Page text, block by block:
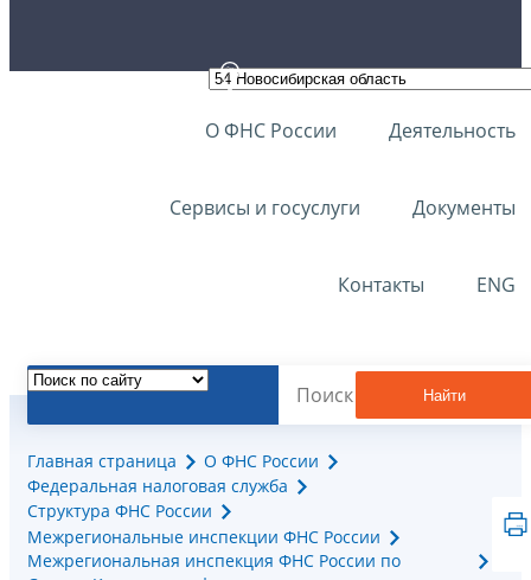
О ФНС России Деятельность
Сервисы и госуслуги Документы
Контакты ENG
Найти
Главная страница
О ФНС России
Федеральная налоговая служба
Структура ФНС России
Межрегиональные инспекции ФНС России
Межрегиональная инспекция ФНС России по